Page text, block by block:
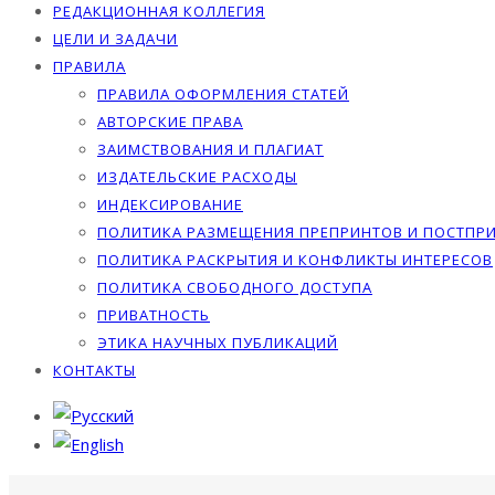
РЕДАКЦИОННАЯ КОЛЛЕГИЯ
ЦЕЛИ И ЗАДАЧИ
ПРАВИЛА
ПРАВИЛА ОФОРМЛЕНИЯ СТАТЕЙ
АВТОРСКИЕ ПРАВА
ЗАИМСТВОВАНИЯ И ПЛАГИАТ
ИЗДАТЕЛЬСКИЕ РАСХОДЫ
ИНДЕКСИРОВАНИЕ
ПОЛИТИКА РАЗМЕЩЕНИЯ ПРЕПРИНТОВ И
ПОЛИТИКА РАСКРЫТИЯ И КОНФЛИКТЫ ИНТЕРЕСОВ
ПОЛИТИКА СВОБОДНОГО ДОСТУПА
ПРИВАТНОСТЬ
ЭТИКА НАУЧНЫХ ПУБЛИКАЦИЙ
КОНТАКТЫ